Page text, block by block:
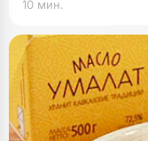
10 мин.